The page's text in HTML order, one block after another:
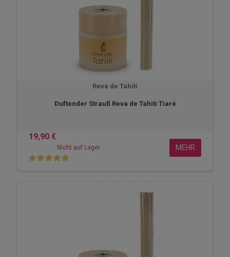
Reva de Tahiti
Duftender Strauß Reva de Tahiti Tiaré
19,90 €
Nicht auf Lager MEHR